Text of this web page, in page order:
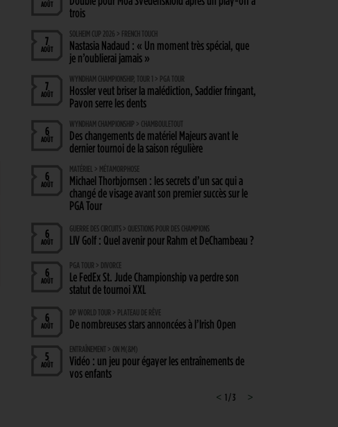
AOÛT
trois
7
AOÛT
SOLHEIM CUP 2026 > FRENCH TOUCH
Nastasia Nadaud : « Un moment très spécial, que
je n’oublierai jamais »
7
AOÛT
WYNDHAM CHAMPIONSHIP, TOUR 1 > PGA TOUR
Hossler veut briser la malédiction, Saddier fringant,
Pavon serre les dents
6
AOÛT
WYNDHAM CHAMPIONSHIP > CHAMBOULETOUT
Des changements de matériel Majeurs avant le
dernier tournoi de la saison régulière
6
AOÛT
MATÉRIEL > MÉTAMORPHOSE
Michael Thorbjornsen : les secrets d’un sac qui a
changé de visage avant son premier succès sur le
PGA Tour
6
AOÛT
GUERRE DES CIRCUITS > QUESTIONS POUR DES CHAMPIONS
LIV Golf : Quel avenir pour Rahm et DeChambeau ?
6
AOÛT
PGA TOUR > DIVORCE
Le FedEx St. Jude Championship va perdre son
statut de tournoi XXL
6
AOÛT
DP WORLD TOUR > PLATEAU DE RÊVE
De nombreuses stars annoncées à l’Irish Open
5
AOÛT
ENTRAÎNEMENT > ON M(&M)
Vidéo : un jeu pour égayer les entraînements de
vos enfants
< >
1 / 3